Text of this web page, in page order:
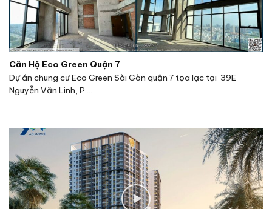
Căn Hộ Eco Green Quận 7
Dự án chung cư Eco Green Sài Gòn quận 7 tọa lạc tại 39E
Nguyễn Văn Linh, P....